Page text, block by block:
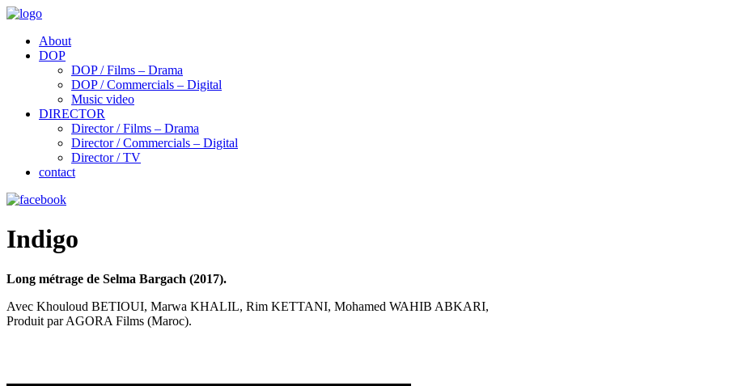
About
DOP
DOP / Films – Drama
DOP / Commercials – Digital
Music video
DIRECTOR
Director / Films – Drama
Director / Commercials – Digital
Director / TV
contact
Indigo
Long métrage de Selma Bargach (2017).
Avec Khouloud BETIOUI, Marwa KHALIL, Rim KETTANI, Mohamed WAHIB ABKARI,
Produit par AGORA Films (Maroc).